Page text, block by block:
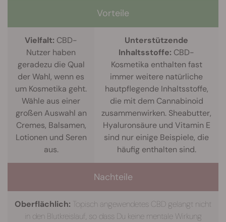
Vorteile
Vielfalt: CBD-
Nutzer haben
geradezu die Qual
der Wahl, wenn es
um Kosmetika geht.
Wähle aus einer
großen Auswahl an
Cremes, Balsamen,
Lotionen und Seren
aus.
Unterstützende
Inhaltsstoffe: CBD-
Kosmetika enthalten fast
immer weitere natürliche
hautpflegende Inhaltsstoffe,
die mit dem Cannabinoid
zusammenwirken. Sheabutter,
Hyaluronsäure und Vitamin E
sind nur einige Beispiele, die
häufig enthalten sind.
Nachteile
Oberflächlich: Topisch angewendetes CBD gelangt nicht
in den Blutkreislauf, so dass Du keine mentale Wirkung